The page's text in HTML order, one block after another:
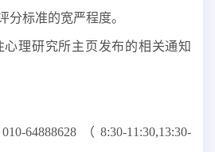
分标准的宽严程度。
心理研究所主页发布的相关通知
010-64888628（8:30-11:30,13:30-